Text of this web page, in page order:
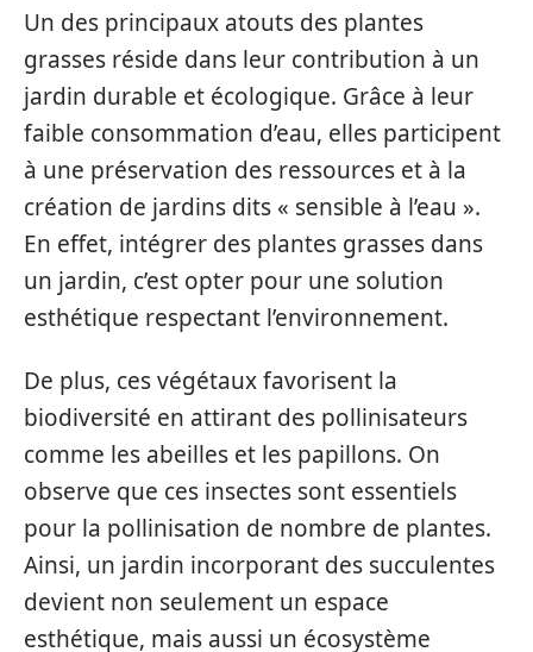
Un des principaux atouts des plantes
grasses réside dans leur contribution à un
jardin durable et écologique. Grâce à leur
faible consommation d’eau, elles participent
à une préservation des ressources et à la
création de jardins dits « sensible à l’eau ».
En effet, intégrer des plantes grasses dans
un jardin, c’est opter pour une solution
esthétique respectant l’environnement.
De plus, ces végétaux favorisent la
biodiversité en attirant des pollinisateurs
comme les abeilles et les papillons. On
observe que ces insectes sont essentiels
pour la pollinisation de nombre de plantes.
Ainsi, un jardin incorporant des succulentes
devient non seulement un espace
esthétique, mais aussi un écosystème